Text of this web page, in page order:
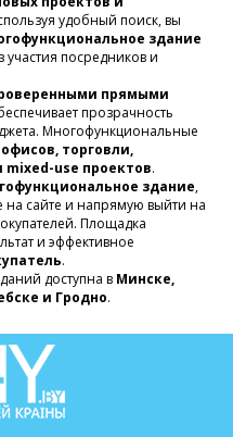
удобный поиск, вы
здание
участия посредников и
прямыми
прозрачность
Многофункциональные
офисов, торговли,
mixed-use проектов.
здание,
сайте и напрямую выйти на
Площадка
и эффективное
.
доступна в Минске,
и Гродно.